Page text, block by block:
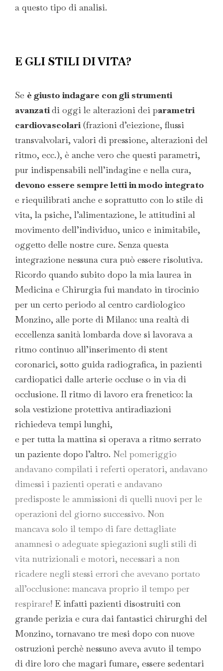
a questo tipo di analisi.
E GLI STILI DI VITA?
Se è giusto indagare con gli strumenti
avanzati di oggi le alterazioni dei parametri
cardiovascolari (frazioni d’eiezione, flussi
transvalvolari, valori di pressione, alterazioni del
ritmo, ecc.), è anche vero che questi parametri,
pur indispensabili nell’indagine e nella cura,
devono essere sempre letti in modo integrato
e riequilibrati anche e soprattutto con lo stile di
vita, la psiche, l’alimentazione, le attitudini al
movimento dell’individuo, unico e inimitabile,
oggetto delle nostre cure. Senza questa
integrazione nessuna cura può essere risolutiva.
Ricordo quando subito dopo la mia laurea in
Medicina e Chirurgia fui mandato in tirocinio
per un certo periodo al centro cardiologico
Monzino, alle porte di Milano: una realtà di
eccellenza sanità lombarda dove si lavorava a
ritmo continuo all’inserimento di stent
coronarici, sotto guida radiografica, in pazienti
cardiopatici dalle arterie occluse o in via di
occlusione. Il ritmo di lavoro era frenetico: la
sola vestizione protettiva antiradiazioni
richiedeva tempi lunghi,
e per tutta la mattina si operava a ritmo serrato
un paziente dopo l’altro. Nel pomeriggio
andavano compilati i referti operatori, andavano
dimessi i pazienti operati e andavano
predisposte le ammissioni di quelli nuovi per le
operazioni del giorno successivo. Non
mancava solo il tempo di fare dettagliate
anamnesi o adeguate spiegazioni sugli stili di
vita nutrizionali e motori, necessari a non
ricadere negli stessi errori che avevano portato
all’occlusione: mancava proprio il tempo per
respirare! E infatti pazienti disostruiti con
grande perizia e cura dai fantastici chirurghi del
Monzino, tornavano tre mesi dopo con nuove
ostruzioni perchè nessuno aveva avuto il tempo
di dire loro che magari fumare, essere sedentari